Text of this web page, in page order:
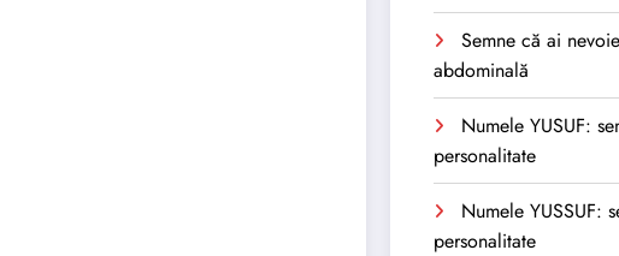
Semne că ai
abdominală
Numele YUSUF:
personalitate
Numele YUSSUF:
personalitate